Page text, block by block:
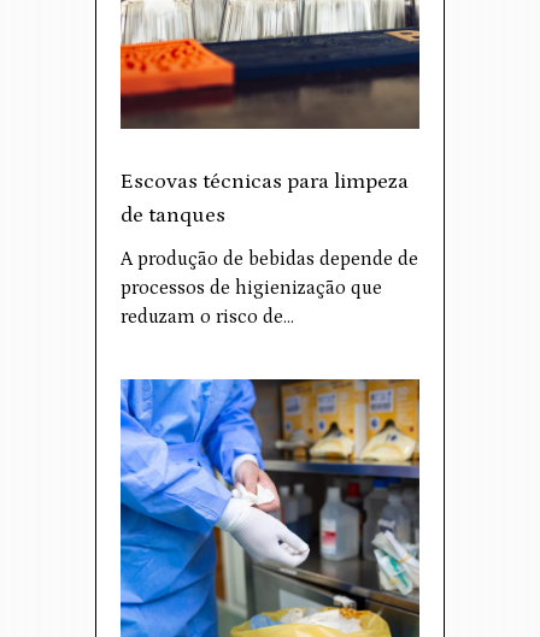
Escovas técnicas para limpeza
de tanques
A produção de bebidas depende de
processos de higienização que
reduzam o risco de…